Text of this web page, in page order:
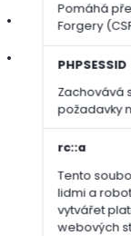
Pomáhá
Forgery
PHPSESSID
Zachovává
požadavky
rc::a
Tento
lidmi a
vytvářet
webových
Jílek vytrvalý /
Kostřava
Upozornění:
Aby se k vám
přepravní službou.
Nebo Vám je